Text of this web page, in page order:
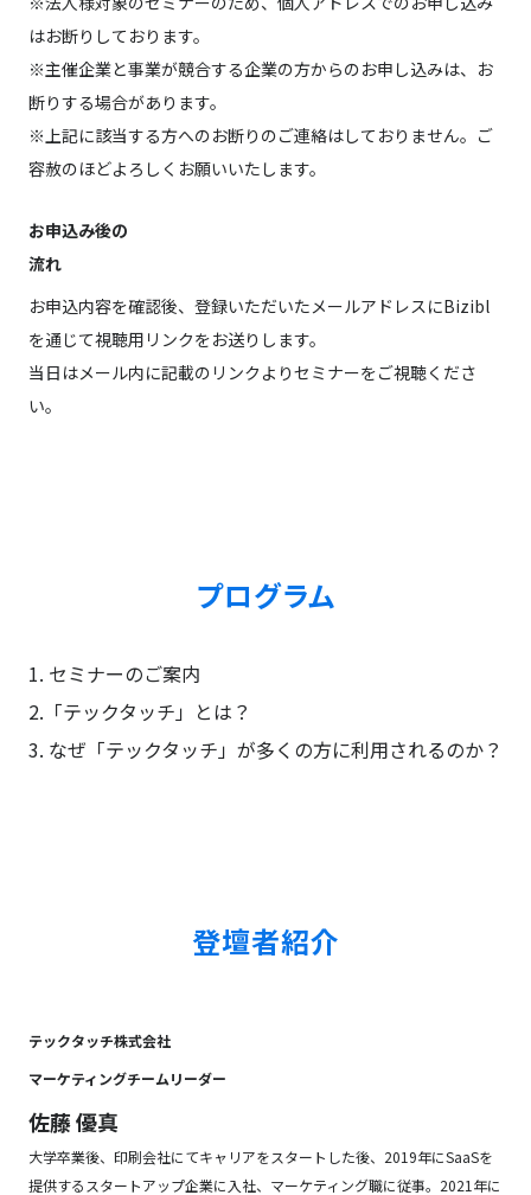
はお断りしております。
※主催企業と事業が競合する企業の方からのお申し込みは、お
断りする場合があります。
※上記に該当する方へのお断りのご連絡はしておりません。ご
容赦のほどよろしくお願いいたします。
お申込み後の
流れ
お申込内容を確認後、登録いただいたメールアドレスにBizibl
を通じて視聴用リンクをお送りします。
当日はメール内に記載のリンクよりセミナーをご視聴くださ
い。
プログラム
1. セミナーのご案内
2.「テックタッチ」とは？
3. なぜ「テックタッチ」が多くの方に利用されるのか？
登壇者紹介
テックタッチ株式会社
マーケティングチームリーダー
佐藤 優真
大学卒業後、印刷会社にてキャリアをスタートした後、2019年にSaaSを
提供するスタートアップ企業に入社、マーケティング職に従事。2021年に